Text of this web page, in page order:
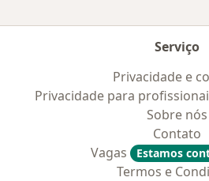
Serviço
Privacidade e
Privacidade para
Sobre nós
Contato
Vagas
Estamos
Termos e